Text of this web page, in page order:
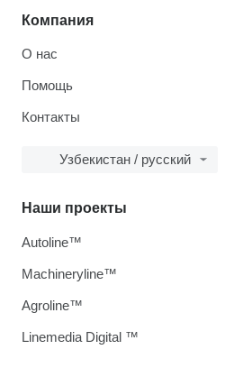
Компания
О нас
Помощь
Контакты
Узбекистан / русский
Наши проекты
Autoline™
Machineryline™
Agroline™
Linemedia Digital ™